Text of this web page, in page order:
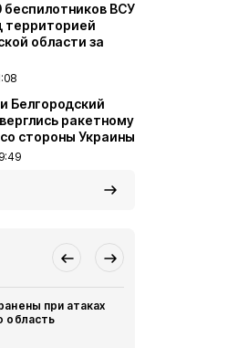
беспилотников ВСУ
территорией
области за
Белгородский
ракетному
стороны Украины
при атаках
область